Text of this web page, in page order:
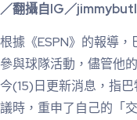
／翻攝自IG／
根據《ESPN》的報導
參與球隊活動，儘管他
今(15)日更新消息，指
議時，重申了自己的「